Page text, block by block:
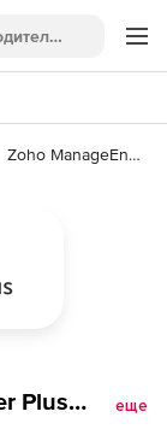
Zoho ManageEngine RecoveryManager Plus
Plus
еще